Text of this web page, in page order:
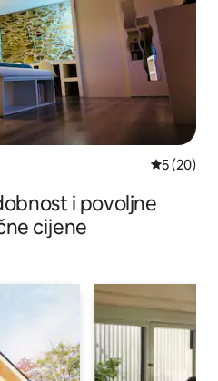
Prosječna
5 (20)
i povoljne
cijene